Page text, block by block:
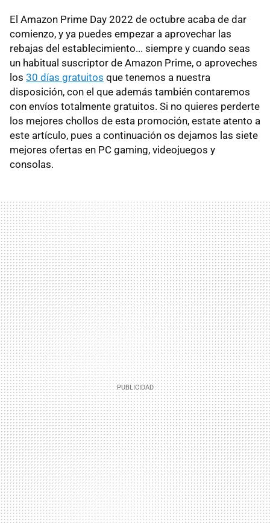
El Amazon Prime Day 2022 de octubre acaba de dar
comienzo, y ya puedes empezar a aprovechar las
rebajas del establecimiento... siempre y cuando seas
un habitual suscriptor de Amazon Prime, o aproveches
los 30 días gratuitos que tenemos a nuestra
disposición, con el que además también contaremos
con envíos totalmente gratuitos. Si no quieres perderte
los mejores chollos de esta promoción, estate atento a
este artículo, pues a continuación os dejamos las siete
mejores ofertas en PC gaming, videojuegos y
consolas.